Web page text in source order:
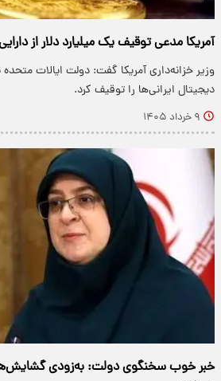
آمریکا مدعی توقیف یک میلیارد دلار از
وزیر خزانه‌داری آمریکا گفت: دولت ایالات متحده
دیجیتال ایرانی‌ها را توقیف کرد.
۹ خرداد ۱۴۰۵
خبر خوب سخنگوی دولت: به‌زودی